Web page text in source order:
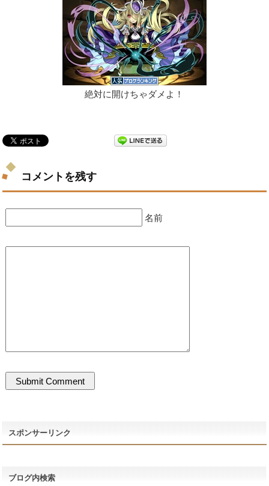
絶対に開けちゃダメよ！
コメントを残す
名前
スポンサーリンク
ブログ内検索